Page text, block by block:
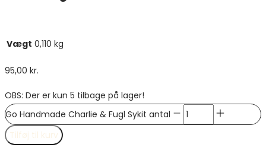
Vægt 0,110 kg
95,00 kr.
OBS: Der er kun 5 tilbage på lager!
Go Handmade Charlie & Fugl Sykit antal
Tilføj til kurv